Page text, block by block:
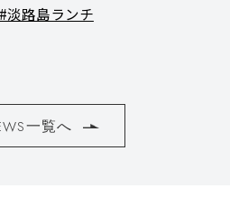
#淡路島ランチ
一覧へ